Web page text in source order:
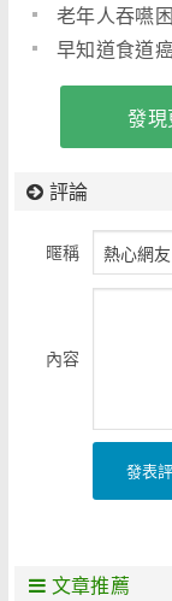
老年人吞嚥
早知道食道
發
評論
暱稱
內容
發表
文章推薦